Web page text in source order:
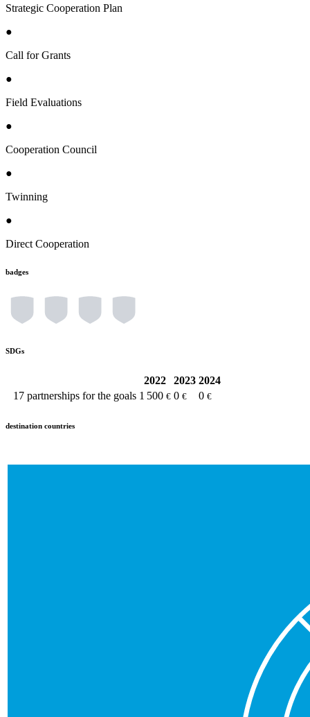
Strategic Cooperation Plan
●
Call for Grants
●
Field Evaluations
●
Cooperation Council
●
Twinning
●
Direct Cooperation
badges
SDGs
2022 2023 2024
17 partnerships for the goals 1 500 € 0 € 0 €
destination countries